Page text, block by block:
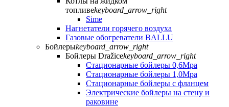
топливеkeyboard_arrow_right
Sime
Нагнетатели горячего воздуха
Газовые обогреватели BALLU
Бойлерыkeyboard_arrow_right
Бойлеры Dražicekeyboard_arrow_right
Стационарные бойлеры 0,6Mpa
Стационарные бойлеры 1,0Mpa
Стационарные бойлеры с фланцем
Электрические бойлеры на стену и
раковине